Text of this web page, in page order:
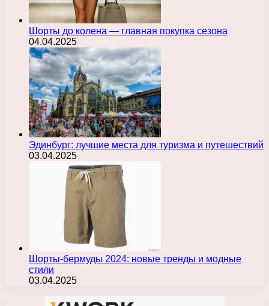
Шорты до колена — главная покупка сезона
04.04.2025
Эдинбург: лучшие места для туризма и путешествий
03.04.2025
Шорты-бермуды 2024: новые тренды и модные
стили
03.04.2025